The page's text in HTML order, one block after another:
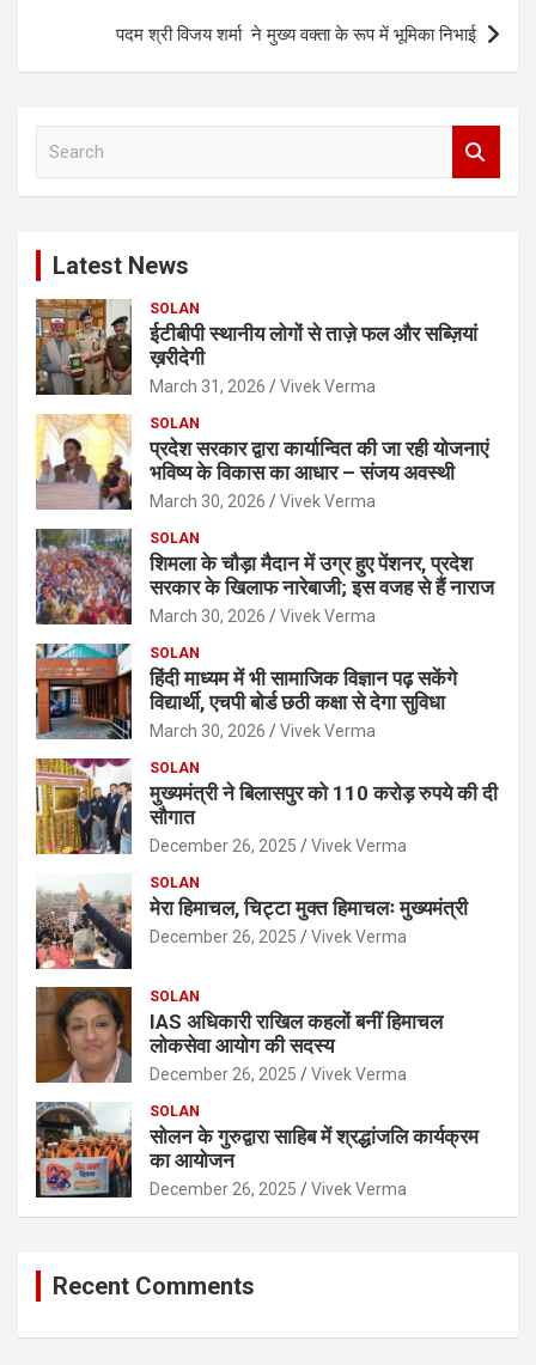
पदम श्री विजय शर्मा ने मुख्य वक्ता के रूप में भूमिका निभाई
Latest News
SOLAN
ईटीबीपी स्थानीय लोगों से ताज़े फल और सब्ज़ियां
ख़रीदेगी
March 31, 2026 Vivek Verma
SOLAN
प्रदेश सरकार द्वारा कार्यान्वित की जा रही योजनाएं
भविष्य के विकास का आधार – संजय अवस्थी
March 30, 2026 Vivek Verma
SOLAN
शिमला के चौड़ा मैदान में उग्र हुए पेंशनर, प्रदेश
सरकार के खिलाफ नारेबाजी; इस वजह से हैं नाराज
March 30, 2026 Vivek Verma
SOLAN
हिंदी माध्यम में भी सामाजिक विज्ञान पढ़ सकेंगे
विद्यार्थी, एचपी बोर्ड छठी कक्षा से देगा सुविधा
March 30, 2026 Vivek Verma
SOLAN
मुख्यमंत्री ने बिलासपुर को 110 करोड़ रुपये की दी
सौगात
December 26, 2025 Vivek Verma
SOLAN
मेरा हिमाचल, चिट्टा मुक्त हिमाचलः मुख्यमंत्री
December 26, 2025 Vivek Verma
SOLAN
IAS अधिकारी राखिल कहलों बनीं हिमाचल
लोकसेवा आयोग की सदस्य
December 26, 2025 Vivek Verma
SOLAN
सोलन के गुरुद्वारा साहिब में श्रद्धांजलि कार्यक्रम
का आयोजन
December 26, 2025 Vivek Verma
Recent Comments